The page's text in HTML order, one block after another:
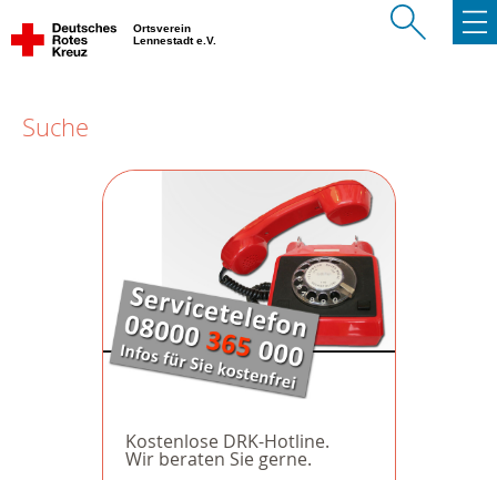
Ortsverein
Lennestadt e.V.
Suche
Kostenlose DRK-Hotline.
Wir beraten Sie gerne.